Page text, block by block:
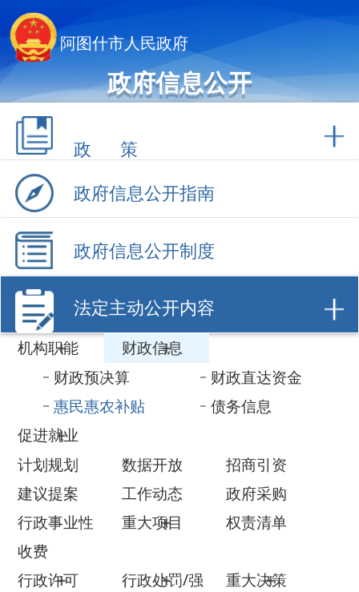
阿图什市人民政府
政府信息公开
政府信息公开指南
政府信息公开制度
法定主动公开内容
机构职能
财政预决算
财政直达资金
惠民惠农补贴
债务信息
计划规划
数据开放
招商引资
建议提案
工作动态
政府采购
行政事业性
收费
行政许可
行政处罚/强
重大决策
重点民生领
域
公共企事业 应急管理
告知承诺清
31个重点领
政务五公开